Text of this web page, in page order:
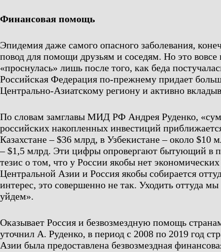
Финансовая помощь
Эпидемия даже самого опасного заболевания,
повод для помощи друзьям и соседям. Но это вовсе
«проснулась» лишь после того, как беда
Российская Федерация по-прежнему придает
Центрально-Азиатскому региону и активно
По словам замглавы МИД РФ Андрея Руденко,
российских накопленных инвестиций
Казахстане – $36 млрд, в Узбекистане – около $10
– $1,5 млрд. Эти цифры опровергают бытующий в
тезис о том, что у России якобы нет экономических
Центральной Азии и Россия якобы собирается
интерес, это совершенно не так. Уходить оттуда
уйдем».
Оказывает Россия и безвозмездную помощь
уточнил А. Руденко, в период с 2008 по 2019 год
Азии была предоставлена безвозмездная